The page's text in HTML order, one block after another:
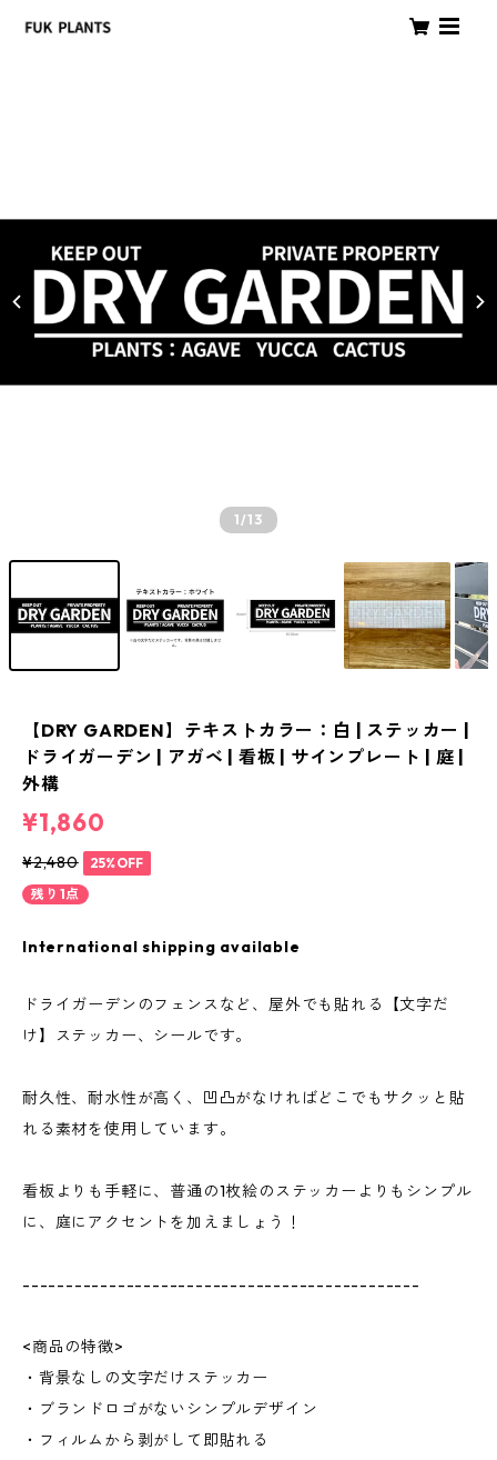
1/13
【DRY GARDEN】テキストカラー：白 | ステッカー |
ドライガーデン | アガベ | 看板 | サインプレート | 庭 |
外構
¥1,860
¥2,480
25%OFF
残り1点
International shipping available
ドライガーデンのフェンスなど、屋外でも貼れる【文字だ
け】ステッカー、シールです。
耐久性、耐水性が高く、凹凸がなければどこでもサクッと貼
れる素材を使用しています。
看板よりも手軽に、普通の1枚絵のステッカーよりもシンプル
に、庭にアクセントを加えましょう！
----------------------------------------------
<商品の特徴>
・背景なしの文字だけステッカー
・ブランドロゴがないシンプルデザイン
・フィルムから剥がして即貼れる